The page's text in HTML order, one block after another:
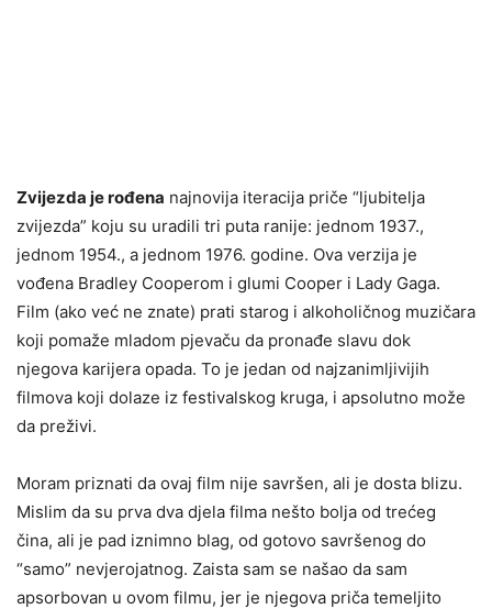
Zvijezda je rođena najnovija iteracija priče “ljubitelja
zvijezda” koju su uradili tri puta ranije: jednom 1937.,
jednom 1954., a jednom 1976. godine. Ova verzija je
vođena Bradley Cooperom i glumi Cooper i Lady Gaga.
Film (ako već ne znate) prati starog i alkoholičnog muzičara
koji pomaže mladom pjevaču da pronađe slavu dok
njegova karijera opada. To je jedan od najzanimljivijih
filmova koji dolaze iz festivalskog kruga, i apsolutno može
da preživi.
Moram priznati da ovaj film nije savršen, ali je dosta blizu.
Mislim da su prva dva djela filma nešto bolja od trećeg
čina, ali je pad iznimno blag, od gotovo savršenog do
“samo” nevjerojatnog. Zaista sam se našao da sam
apsorbovan u ovom filmu, jer je njegova priča temeljito